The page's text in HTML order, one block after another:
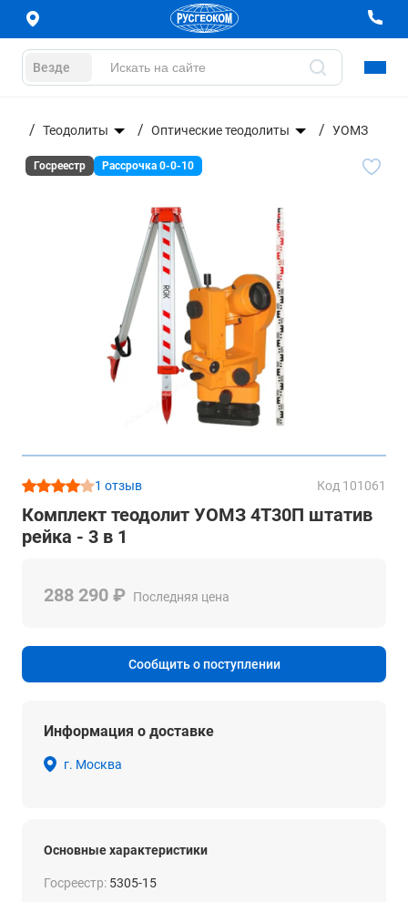
Везде
Теодолиты Оптические теодолиты УОМЗ
Госреестр Рассрочка 0-0-10
1 отзыв Код 101061
Комплект теодолит УОМЗ 4Т30П штатив
рейка - 3 в 1
288 290 ₽ Последняя цена
Сообщить о поступлении
Информация о доставке
г. Москва
Основные характеристики
Госреестр: 5305-15